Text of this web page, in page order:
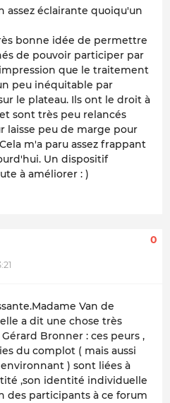
assez éclairante quoiqu'un
bonne idée de permettre
de pouvoir participer par
que le traitement
peu inéquitable par
le plateau. Ils ont le droit à
sont très peu relancés
laisse peu de marge pour
m'a paru assez frappant
Un dispositif
à améliorer : )
0
Van de
a dit une chose très
Bronner : ces peurs ,
du complot ( mais aussi
) sont liées à
,son identité individuelle
des participants à ce forum